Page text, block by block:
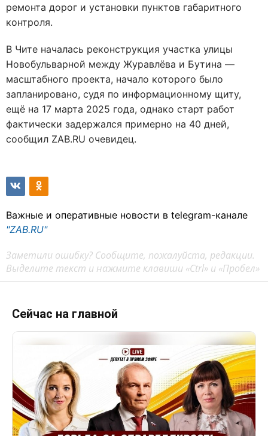
ремонта дорог и установки пунктов габаритного
контроля.
В Чите началась реконструкция участка улицы
Новобульварной между Журавлёва и Бутина —
масштабного проекта, начало которого было
запланировано, судя по информационному щиту,
ещё на 17 марта 2025 года, однако старт работ
фактически задержался примерно на 40 дней,
сообщил ZAB.RU очевидец.
Важные и оперативные новости в telegram-канале
"ZAB.RU"
Заметили ошибку? Сообщите, пожалуйста, редакции.
Выделите текст и нажмите клавиши «Ctrl» и «Пробел»
Сейчас на главной